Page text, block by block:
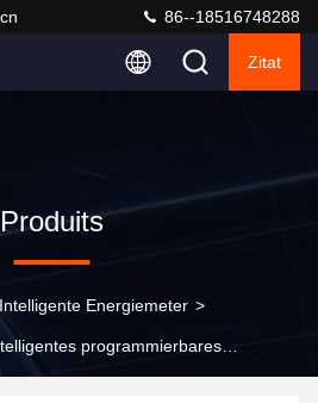
86--18516748288
Zitat
Produits
Intelligente Energiemeter >
programmierbares